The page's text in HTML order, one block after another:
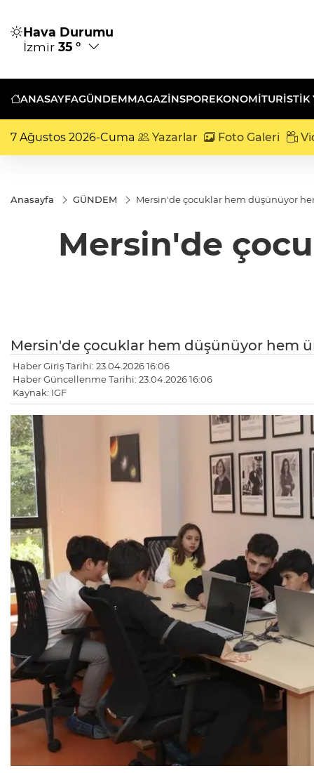
Hava Durumu
İzmir 35 °
ANASAYFAGÜNDEMMAGAZİNSPOREKONOMİTURISTIK
7 Ağustos 2026-Cuma Yazarlar Foto Galeri
Anasayfa GÜNDEM Mersin'de çocuklar hem düşünüyor
Mersin'de
Mersin'de çocuklar hem düşünüyor hem
Haber Giriş Tarihi: 23.04.2026 16:06
Haber Güncellenme Tarihi: 23.04.2026 16:06
Kaynak: IGF